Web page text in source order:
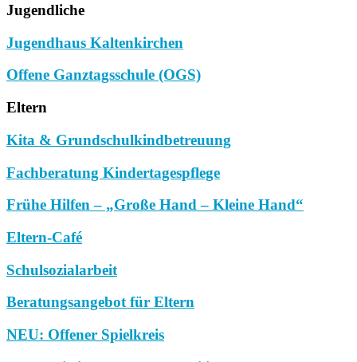
Jugendliche
Jugendhaus Kaltenkirchen
Offene Ganztagsschule (OGS)
Eltern
Kita & Grundschulkindbetreuung
Fachberatung Kindertagespflege
Frühe Hilfen – „Große Hand – Kleine Hand“
Eltern-Café
Schulsozialarbeit
Beratungsangebot für Eltern
NEU: Offener Spielkreis